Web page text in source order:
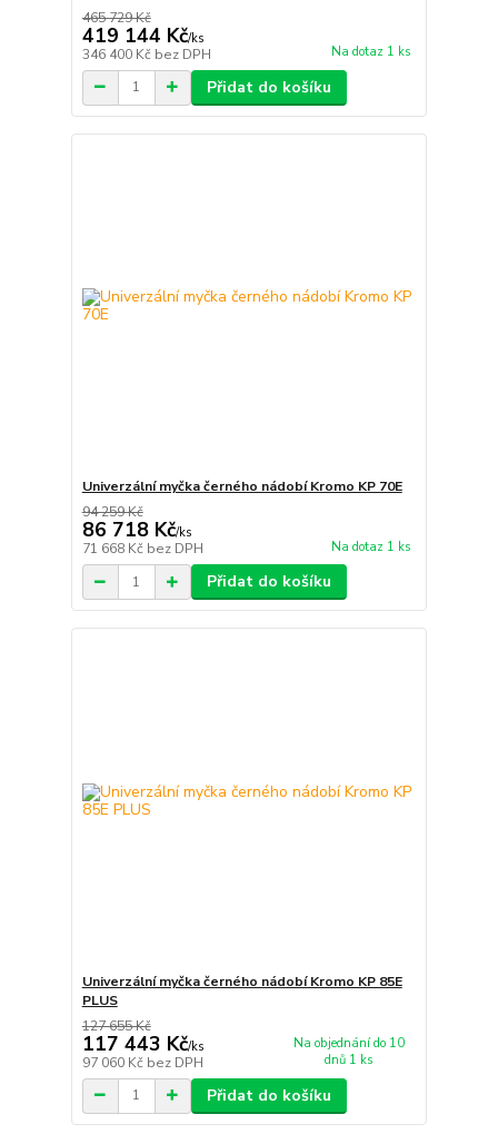
465 729 Kč
419 144 Kč/ks
346 400 Kč bez DPH Na dotaz 1 ks
Přidat do košíku
Univerzální myčka černého nádobí Kromo KP 70E
94 259 Kč
86 718 Kč/ks
71 668 Kč bez DPH Na dotaz 1 ks
Přidat do košíku
Univerzální myčka černého nádobí Kromo KP 85E
PLUS
127 655 Kč
117 443 Kč/ks
97 060 Kč bez DPH
Na objednání do 10
dnů 1 ks
Přidat do košíku